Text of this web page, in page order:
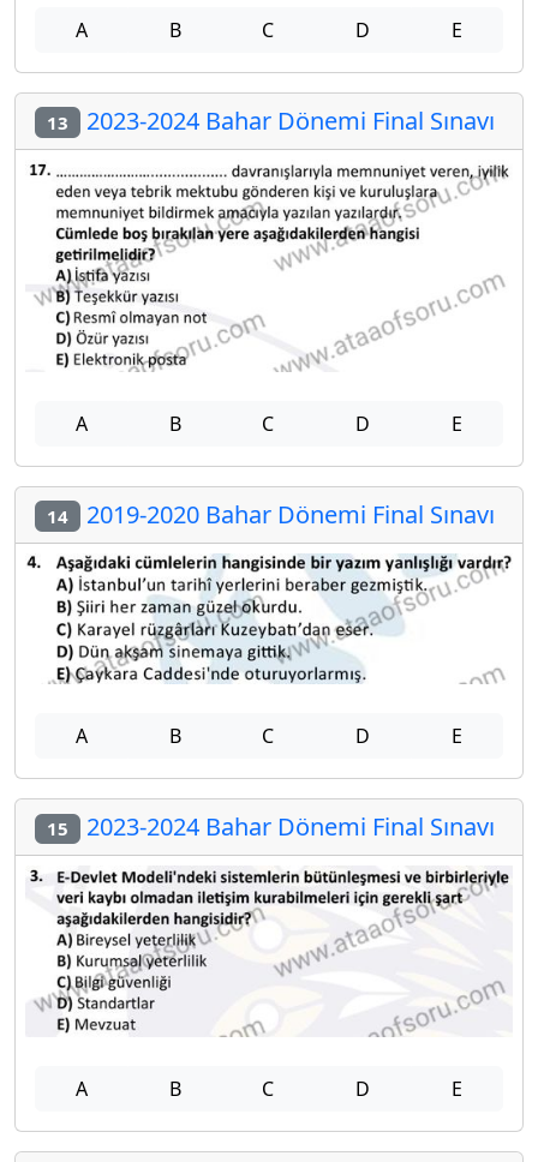
A B C D E
13 2023-2024 Bahar Dönemi Final Sınavı
A B C D E
14 2019-2020 Bahar Dönemi Final Sınavı
A B C D E
15 2023-2024 Bahar Dönemi Final Sınavı
A B C D E